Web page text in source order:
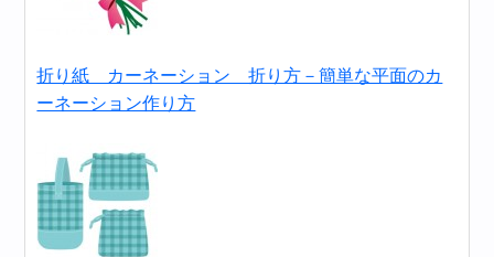
折り紙 カーネーション 折り方－簡単な平面のカ
ーネーション作り方